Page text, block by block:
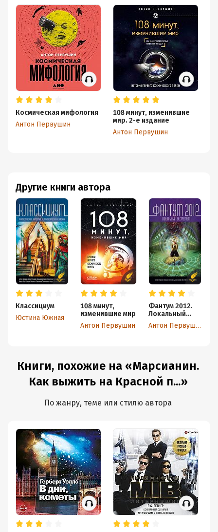
Другие книги автора
Классициум
Юстина Южная
108 минут,
изменившие мир
Антон Первушин
Фантум 2012.
Локальный
экстремум
Антон Первушин
Космическая мифология
Антон Первушин
108 минут, изменившие
мир. 2-е издание
Антон Первушин
Книги, похожие на «Марсианин.
Как выжить на Красной п...»
По жанру, теме или стилю автора